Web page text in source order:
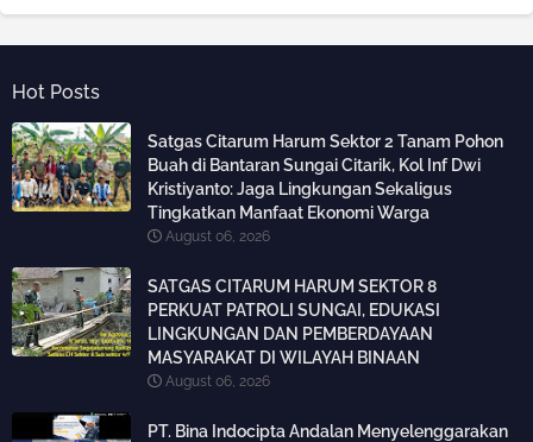
Hot Posts
Satgas Citarum Harum Sektor 2 Tanam Pohon
Buah di Bantaran Sungai Citarik, Kol Inf Dwi
Kristiyanto: Jaga Lingkungan Sekaligus
Tingkatkan Manfaat Ekonomi Warga
August 06, 2026
SATGAS CITARUM HARUM SEKTOR 8
PERKUAT PATROLI SUNGAI, EDUKASI
LINGKUNGAN DAN PEMBERDAYAAN
MASYARAKAT DI WILAYAH BINAAN
August 06, 2026
PT. Bina Indocipta Andalan Menyelenggarakan